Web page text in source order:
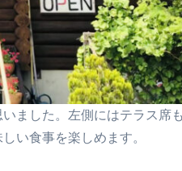
ました。左側にはテラス席
い食事を楽しめます。